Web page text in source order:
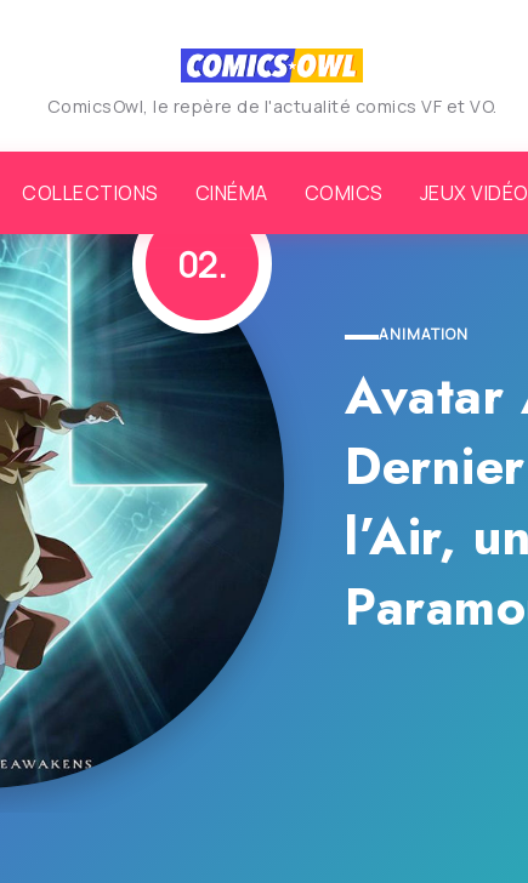
ComicsOwl, le repère de l'actualité comics VF et VO.
COLLECTIONS CINÉMA COMICS JEUX VIDÉO
Aang : Le
Maître de
une claque sur